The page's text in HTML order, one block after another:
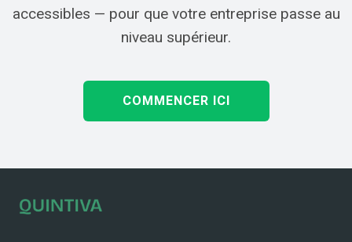
accessibles — pour que votre entreprise passe au
niveau supérieur.
COMMENCER ICI